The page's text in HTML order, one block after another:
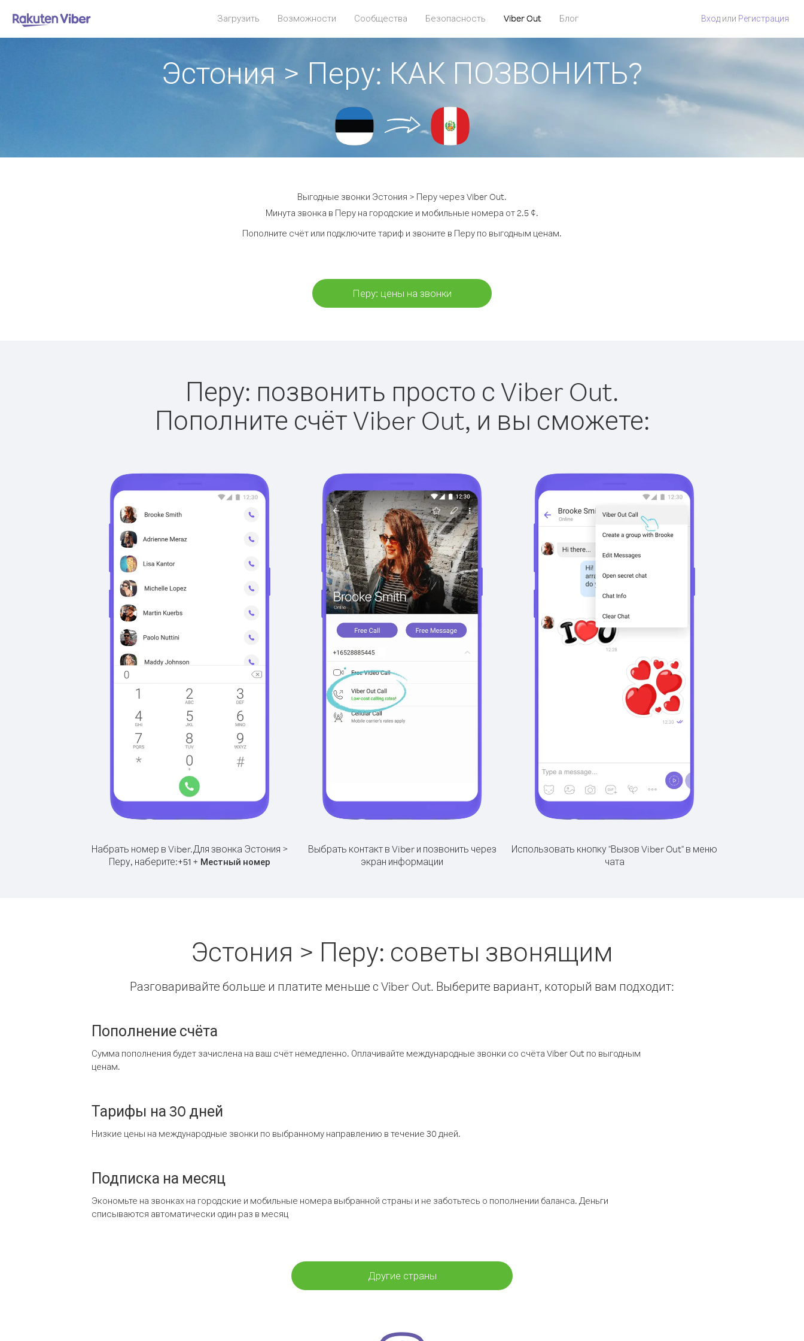
Загрузить Возможности Сообщества Безопасность Viber Out Блог Вход или Регистрация
Эстония > Перу: КАК ПОЗВОНИТЬ?
Выгодные звонки Эстония > Перу через Viber Out.
Минута звонка в Перу на городские и мобильные номера от 2.5 ¢.
Пополните счёт или подключите тариф и звоните в Перу по выгодным ценам.
Перу: цены на звонки
Перу: позвонить просто с Viber Out.
Пополните счёт Viber Out, и вы сможете:
Набрать номер в Viber.Для звонка Эстония >
Перу, наберите:+51 + Местный номер
Выбрать контакт в Viber и позвонить через
экран информации
Использовать кнопку "Вызов Viber Out" в меню
чата
Эстония > Перу: советы звонящим
Разговаривайте больше и платите меньше с Viber Out. Выберите вариант, который вам подходит:
Пополнение счёта
Сумма пополнения будет зачислена на ваш счёт немедленно. Оплачивайте международные звонки со счёта Viber Out по выгодным
ценам.
Тарифы на 30 дней
Низкие цены на международные звонки по выбранному направлению в течение 30 дней.
Подписка на месяц
Экономьте на звонках на городские и мобильные номера выбранной страны и не заботьтесь о пополнении баланса. Деньги
списываются автоматически один раз в месяц
Другие страны